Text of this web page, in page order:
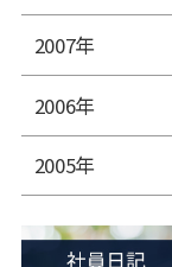
2007年
2006年
2005年